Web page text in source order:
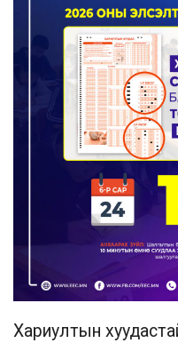
Хариултын